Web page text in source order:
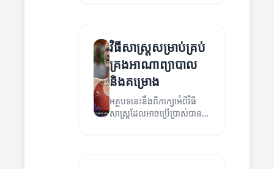
វិធីសាស្ត្រសម្រាប់គ្រប់
គ្រងអាណាព្យាបាល
និងគម្រោង
អត្ថបទនេះនឹងពិភាក្សាអំពីវិធី
សាស្ត្រដែលអាចប្រើប្រាស់បាន